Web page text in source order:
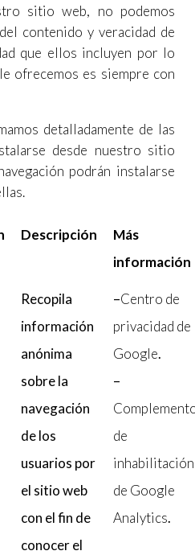
sitio web, no podemos
contenido y veracidad de
que ellos incluyen por lo
ofrecemos es siempre con
detalladamente de las
desde nuestro sitio
podrán instalarse
Descripción
Más
información
Recopila
información
anónima
sobre la
navegación
de los
usuarios por
el sitio web
con el fin de
conocer el
–Centro de
privacidad de
Google.
–
de
inhabilitación
de Google
Analytics.